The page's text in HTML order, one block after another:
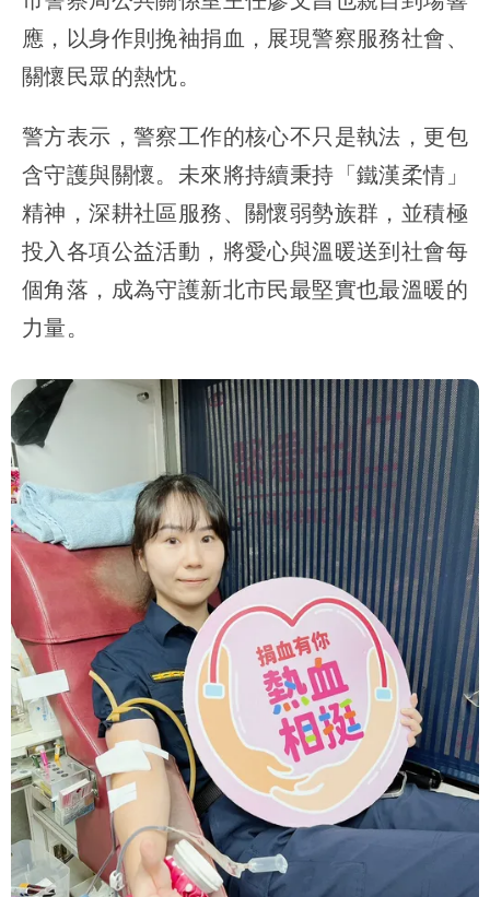
應，以身作則挽袖捐血，展現警察服務社會、
關懷民眾的熱忱。
警方表示，警察工作的核心不只是執法，更包
含守護與關懷。未來將持續秉持「鐵漢柔情」
精神，深耕社區服務、關懷弱勢族群，並積極
投入各項公益活動，將愛心與溫暖送到社會每
個角落，成為守護新北市民最堅實也最溫暖的
力量。